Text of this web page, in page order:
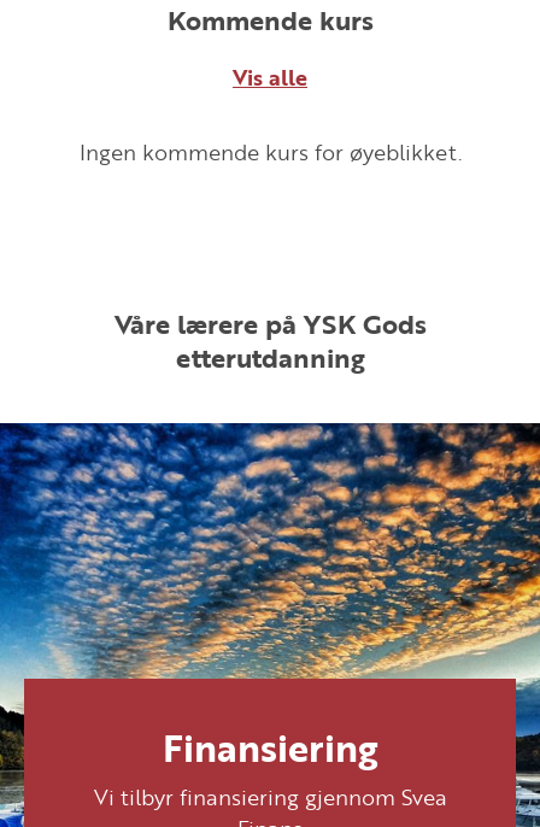
Kommende kurs
Vis alle
Ingen kommende kurs for øyeblikket.
Våre lærere på YSK Gods
etterutdanning
Finansiering
Vi tilbyr finansiering gjennom Svea